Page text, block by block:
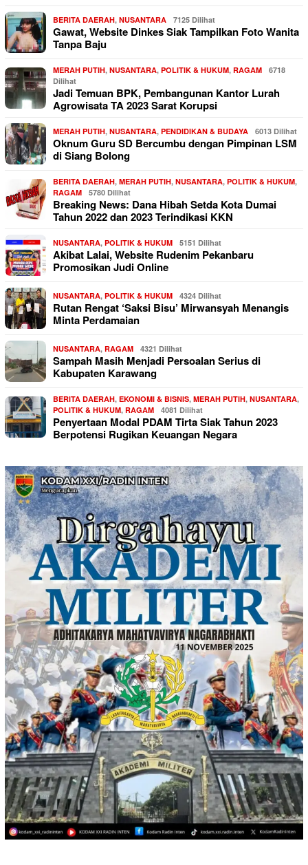
BERITA DAERAH, NUSANTARA 7125 Dilihat
Gawat, Website Dinkes Siak Tampilkan Foto Wanita
Tanpa Baju
MERAH PUTIH, NUSANTARA, POLITIK & HUKUM, RAGAM
6718
Dilihat
Jadi Temuan BPK, Pembangunan Kantor Lurah
Agrowisata TA 2023 Sarat Korupsi
MERAH PUTIH, NUSANTARA, PENDIDIKAN & BUDAYA 6013 Dilihat
Oknum Guru SD Bercumbu dengan Pimpinan LSM
di Siang Bolong
BERITA DAERAH, MERAH PUTIH, NUSANTARA, POLITIK & HUKUM,
RAGAM
5780 Dilihat
Breaking News: Dana Hibah Setda Kota Dumai
Tahun 2022 dan 2023 Terindikasi KKN
NUSANTARA, POLITIK & HUKUM 5151 Dilihat
Akibat Lalai, Website Rudenim Pekanbaru
Promosikan Judi Online
NUSANTARA, POLITIK & HUKUM 4324 Dilihat
Rutan Rengat ‘Saksi Bisu’ Mirwansyah Menangis
Minta Perdamaian
NUSANTARA, RAGAM 4321 Dilihat
Sampah Masih Menjadi Persoalan Serius di
Kabupaten Karawang
BERITA DAERAH, EKONOMI & BISNIS, MERAH PUTIH, NUSANTARA,
POLITIK & HUKUM, RAGAM 4081 Dilihat
Penyertaan Modal PDAM Tirta Siak Tahun 2023
Berpotensi Rugikan Keuangan Negara